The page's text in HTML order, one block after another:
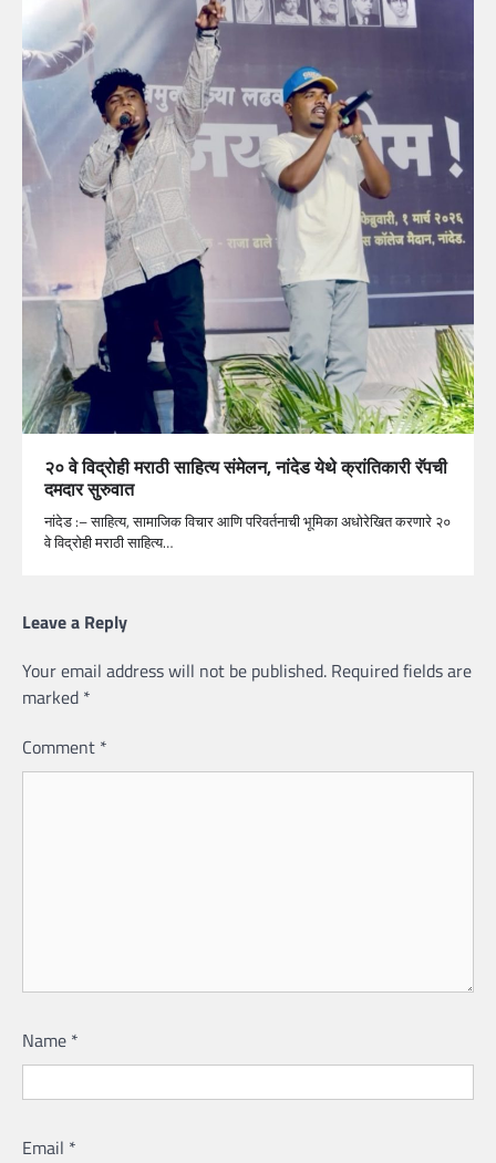
२० वे विद्रोही मराठी साहित्य संमेलन, नांदेड येथे क्रांतिकारी रॅपची
दमदार सुरुवात
नांदेड :– साहित्य, सामाजिक विचार आणि परिवर्तनाची भूमिका अधोरेखित करणारे २०
वे विद्रोही मराठी साहित्य…
Leave a Reply
Your email address will not be published. Required fields are
marked *
Comment *
Name *
Email *